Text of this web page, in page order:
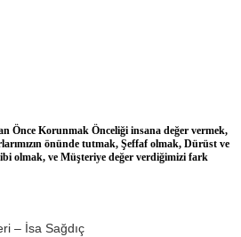
Önce Korunmak Önceliği insana değer vermek,
önünde tutmak, Şeffaf olmak, Dürüst ve
olmak, ve Müşteriye değer verdiğimizi fark
– İsa Sağdıç